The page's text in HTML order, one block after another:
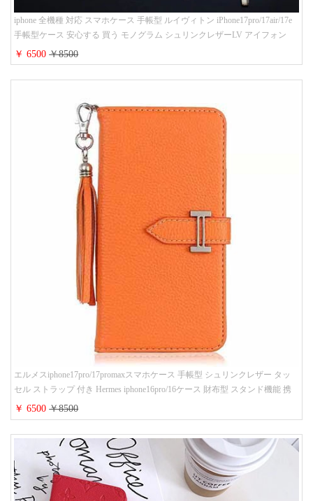
iphone 全機種 対応 スマホケース 手帳型 ルイヴィトン iPhone17pro/17air/17e
手帳型ケース 安心する 買う モノグラム シュリンクレザーLV アイフォン
16/16promaxスマホケース 手帳 多機能 グッチiphone15pro/14/13携帯ケース 大
人 レディース メンズ ストラップ付き
￥ 6500￥8500
エルメスiphone17pro/17promaxスマホケース 手帳型 シュリンクレザー タッ
セル ストラップ 付き Hermes iphone16pro/16ケース 財布型 スタンド機能 携
帯カバー ハイ ブランド アイフォーン15/14/13ケース 手帳 レディース 人気
￥ 6500￥8500